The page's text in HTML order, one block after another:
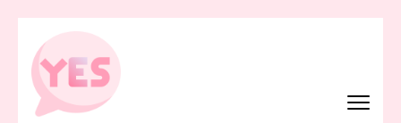
Přeskočit
obsah
(Enter)